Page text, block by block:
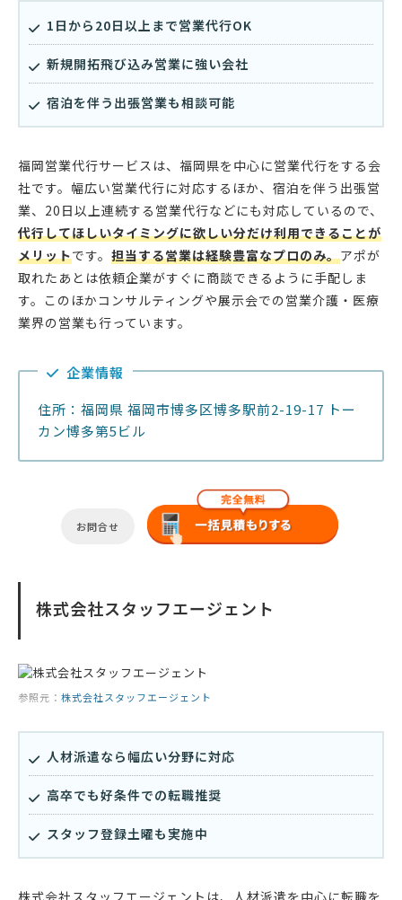
1日から20日以上まで営業代行OK
新規開拓飛び込み営業に強い会社
宿泊を伴う出張営業も相談可能
福岡営業代行サービスは、福岡県を中心に営業代行をする会
社です。幅広い営業代行に対応するほか、宿泊を伴う出張営
業、20日以上連続する営業代行などにも対応しているので、
代行してほしいタイミングに欲しい分だけ利用できることが
メリットです。 担当する営業は経験豊富なプロのみ。アポが
取れたあとは依頼企業がすぐに商談できるように手配しま
す。このほかコンサルティングや展示会での営業介護・医療
業界の営業も行っています。
企業情報
住所：福岡県 福岡市博多区博多駅前2-19-17 トー
カン博多第5ビル
お問合せ
株式会社スタッフエージェント
参照元： 株式会社スタッフエージェント
人材派遣なら幅広い分野に対応
高卒でも好条件での転職推奨
スタッフ登録土曜も実施中